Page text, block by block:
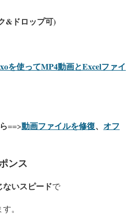
&ドロップ可)
を使ってMP4動画とExcelファイ
==>動画ファイルを修復、 オフ
ンス
ないスピードで
。